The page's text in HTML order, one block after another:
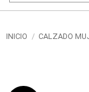
INICIO / CALZADO